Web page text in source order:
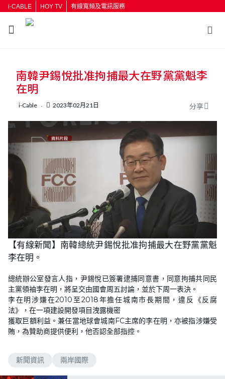
i-CABLE HOY TV 有線寬頻及電訊服務
按輸入鍵開始搜尋
南韓尹錫悅批准拘捕最大在野黨黨魁李
在明
i-Cable 2023年02月21日 分享
【有線新聞】南韓總統尹錫悅批准拘捕最大在野黨黨魁
李在明。
總統辦公室發言人指，尹錫悅已簽署逮捕同意書，同意拘捕共同民
主黨領袖李在明，將呈交由國會周五討論，並於下周一表決。
李在明涉嫌在2010至2018年擔任城南市長期間，違反《反腐
法》，在一項建設開發項目洩露機密
獲取巨額利益。兼任當地球會城南FC主席的李在明，亦被指涉嫌受
賄，為贊助商提供便利，他否認全部指控。
新聞資訊 兩岸國際